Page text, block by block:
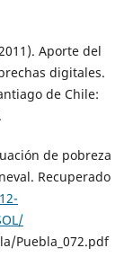
Aporte del
digitales.
de Chile:
de pobreza
Recuperado
Puebla_072.pdf